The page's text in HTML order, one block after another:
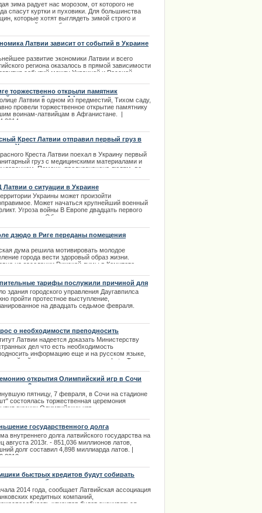
зима радует нас морозом, от которого не
спасут куртки и пуховики. Для большинства
которые хотят выглядеть зимой строго и
подойдут шубы из натурального или
Латвии зависит от событий в Украине
развитие экономики Латвии и всего
региона оказалось в прямой зависимости
событий между Украиной и Россией.
о вероятном финансовом ущербе для
торжественно открыли памятник
погибшим в Афганистане
Латвии в одном из предместий, Тихом саду,
провели торжественное открытие памятнику
воинам-латвийцам в Афганистане. |
Крест Латвии отправил первый груз в
Украине
Креста Латвии поехал в Украину первый
груз с медицинскими материалами и
Помощь предназначена людям, во
передана отделению Красного Креста в
о ситуации в Украине
Украины может произойти
Может начаться крупнейший военный
Угроза войны В Европе двадцать первого
недопустима. Об этом на латвийском ради
| 03.03.2014
дзюдо в Риге переданы помещения
дума решила мотивировать молодое
города вести здоровый образ жизни.
на заседании Рижской думы в Комитете
и прилегающих к ним участков земли.
тарифы послужили причиной для
здания городского управления Даугавпилса
пройти протестное выступление,
на двадцать седьмое февраля.
на протесты горожане заявляют о том, что
о необходимости преподносить
на двух языках
Латвии надеется доказать Министерству
дел что есть необходимость
информацию еще и на русском языке,
по крайней мере заявляет агентство Leta. Такие
открытия Олимпийский игр в Сочи
3 млрд человек
пятницу, 7 февраля, в Сочи на стадионе
состоялась торжественная церемония
зимних Олимпийских игр.
государственного долга
внутреннего долга латвийского государства на
августа 2013г. - 851,036 миллионов латов,
долг составил 4,898 миллиарда латов. |
быстрых кредитов будут собирать
бумаги
2014 года, сообщает Латвийская ассоциация
кредитных компаний,
клиентов будет оцениваться